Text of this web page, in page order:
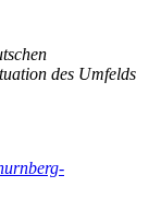
des Umfelds